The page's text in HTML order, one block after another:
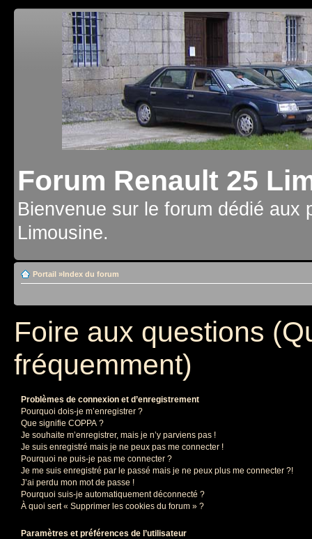
Forum Renault 25
Bienvenue sur le forum dédié aux
Limousine.
Portail »Index du forum
Foire aux questions
fréquemment)
Problèmes de connexion et d’enregistrement
Pourquoi dois-je m’enregistrer ?
Que signifie COPPA ?
Je souhaite m’enregistrer, mais je n’y parviens pas !
Je suis enregistré mais je ne peux pas me connecter !
Pourquoi ne puis-je pas me connecter ?
Je me suis enregistré par le passé mais je ne peux plus me connecter ?!
J’ai perdu mon mot de passe !
Pourquoi suis-je automatiquement déconnecté ?
À quoi sert « Supprimer les cookies du forum » ?
Paramètres et préférences de l’utilisateur